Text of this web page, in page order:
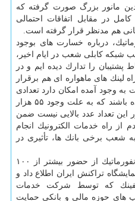
مانور بزرگ صورت گرفته كه
در مقابل اتفاقات احتمالی
هم مدنظر قرار گرفته است.
درباره خسارت های بوجود
شبكه كابلی شعب در ایام اخیر،
پشتیبان را تدارك دیده ایم و در
لینك های ماهواره ای هم برقرار
وجود آمده امكان دارد تعدادی
دستگاه خودپرداز بانكی آسیب دیده باشند كه به علت وجود ۵۵ هزار
تعداد عدد بالایی نیست ضمن
از راه خدمات الكترونیك انجام
برخی بانك ها، تأثیری در
وی در ادامه از حمایت خدمات انفورماتیك از حضور بیشتر از ۱۰۰
تراكنش ایران اطلاع داد و
كه توسط شركت خدمات
های حوزه مالی و بانكی حمایت